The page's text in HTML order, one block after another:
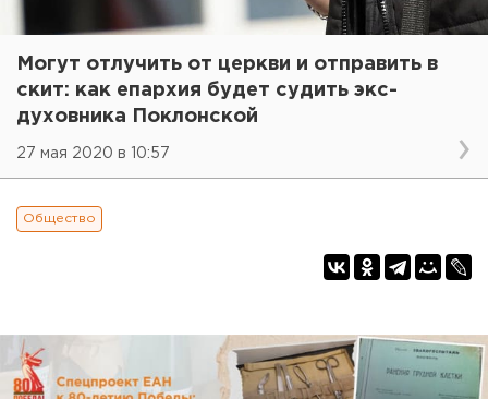
Могут отлучить от церкви и отправить в
скит: как епархия будет судить экс-
духовника Поклонской
27 мая 2020 в 10:57
Общество